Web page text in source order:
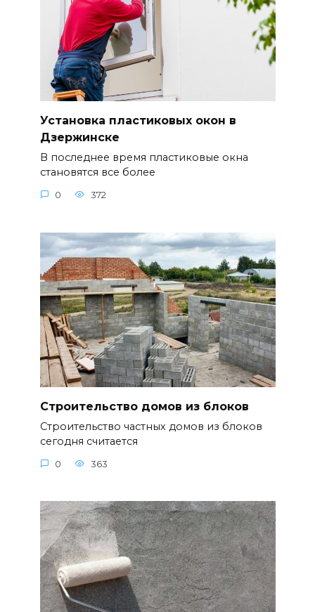
Установка пластиковых окон в
Дзержинске
В последнее время пластиковые окна
становятся все более
0 372
Строительство домов из блоков
Строительство частных домов из блоков
сегодня считается
0 363